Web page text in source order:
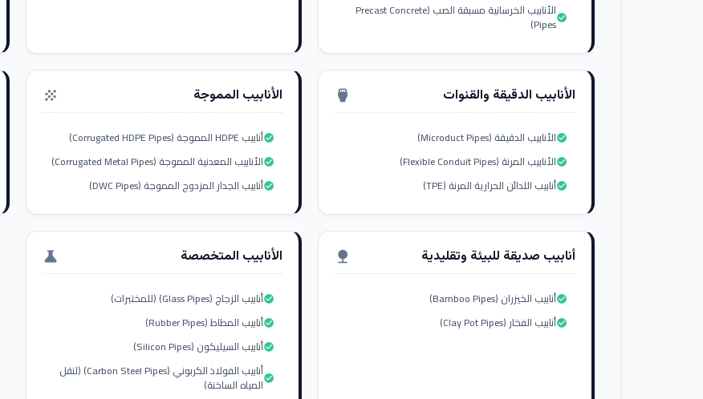
الأنابيب الخرسانية مسبقة الصب (Precast Concrete
Pipes)check_circle
الأنابيب الدقيقة والقنوات settings_input_hdmi
الأنابيب الدقيقة (Microduct Pipes)check_circle
الأنابيب المرنة (Flexible Conduit Pipes)check_circle
أنابيب اللدائن الحرارية المرنة (TPE)check_circle
الأنابيب المموجة grain
أنابيب HDPE المموجة (Corrugated HDPE Pipes)check_circle
الأنابيب المعدنية المموجة (Corrugated Metal Pipes)check_circle
أنابيب الجدار المزدوج المموجة (DWC Pipes)check_circle
أنابيب صديقة للبيئة وتقليدية nature
أنابيب الخيزران (Bamboo Pipes)check_circle
أنابيب الفخار (Clay Pot Pipes)check_circle
الأنابيب المتخصصة science
أنابيب الزجاج (Glass Pipes) (للمختبرات)check_circle
أنابيب المطاط (Rubber Pipes)check_circle
أنابيب السيليكون (Silicon Pipes)check_circle
أنابيب الفولاذ الكربوني (Carbon Steel Pipes) (لنقل
المياه الساخنة)check_circle